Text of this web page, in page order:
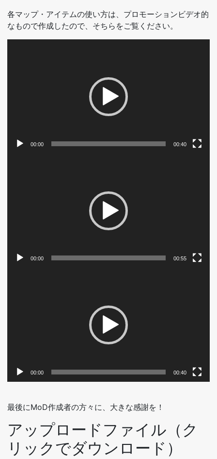
各マップ・アイテムの使い方は、プロモーションビデオ的
なもので作成したので、そちらをご覧ください。
00:00 00:40
00:00 00:55
00:00 00:40
最後にMoD作成者の方々に、大きな感謝を！
アップロードファイル（ク
リックでダウンロード）